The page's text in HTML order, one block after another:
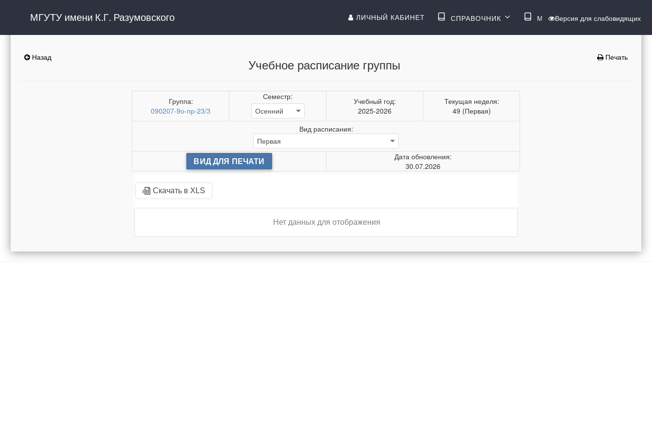
МГУТУ имени К.Г. Разумовского ЛИЧНЫЙ КАБИНЕТ СПРАВОЧНИК МЕНЮ ВОЙТИ
Версия для слабовидящих
Назад Печать
Учебное расписание группы
Группа:
090207-9о-пр-23/3
Семестр:
Учебный год:
2025-2026
Текущая неделя:
49 (Первая)
Вид расписания:
ВИД ДЛЯ ПЕЧАТИ
Дата обновления:
30.07.2026
Скачать в XLS
Нет данных для отображения